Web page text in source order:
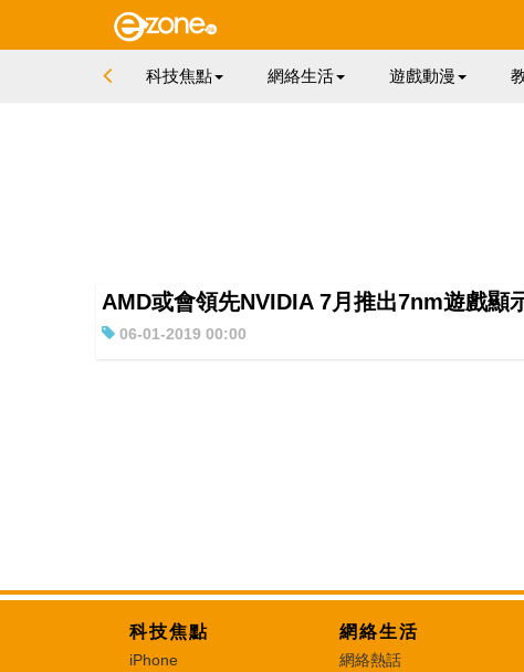
科技焦點 網絡生活 遊戲動漫
AMD或會領先NVIDIA 7月推出7nm遊戲顯
06-01-2019 00:00
科技焦點
iPhone
網絡生活
網絡熱話